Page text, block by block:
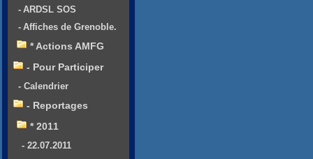
- ARDSL SOS
- Affiches de Grenoble.
* Actions AMFG
- Pour Participer
- Calendrier
- Reportages
* 2011
- 22.07.2011